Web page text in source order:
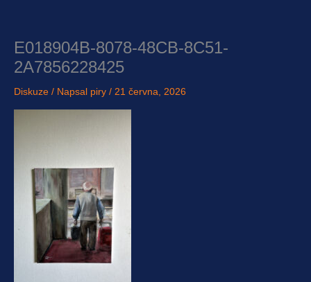
E018904B-8078-48CB-8C51-
2A7856228425
Diskuze / Napsal piry / 21 června, 2026